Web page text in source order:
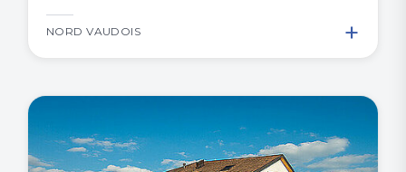
NORD VAUDOIS +